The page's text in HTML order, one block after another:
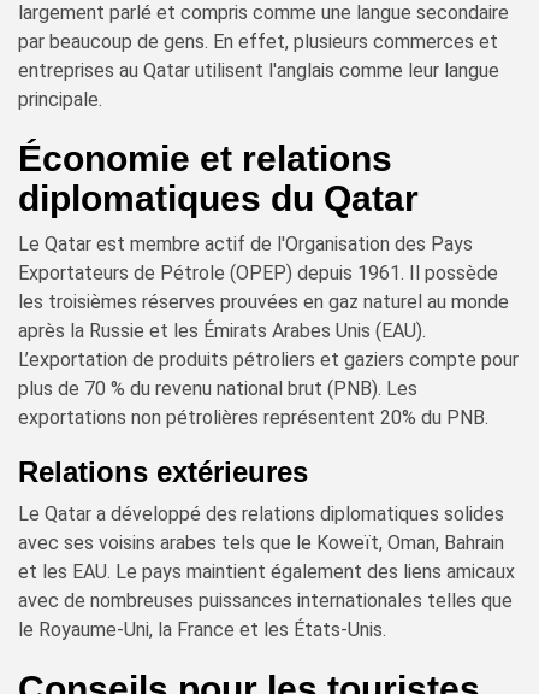
largement parlé et compris comme une langue secondaire
par beaucoup de gens. En effet, plusieurs commerces et
entreprises au Qatar utilisent l'anglais comme leur langue
principale.
Économie et relations
diplomatiques du Qatar
Le Qatar est membre actif de l'Organisation des Pays
Exportateurs de Pétrole (OPEP) depuis 1961. Il possède
les troisièmes réserves prouvées en gaz naturel au monde
après la Russie et les Émirats Arabes Unis (EAU).
L’exportation de produits pétroliers et gaziers compte pour
plus de 70 % du revenu national brut (PNB). Les
exportations non pétrolières représentent 20% du PNB.
Relations extérieures
Le Qatar a développé des relations diplomatiques solides
avec ses voisins arabes tels que le Koweït, Oman, Bahrain
et les EAU. Le pays maintient également des liens amicaux
avec de nombreuses puissances internationales telles que
le Royaume-Uni, la France et les États-Unis.